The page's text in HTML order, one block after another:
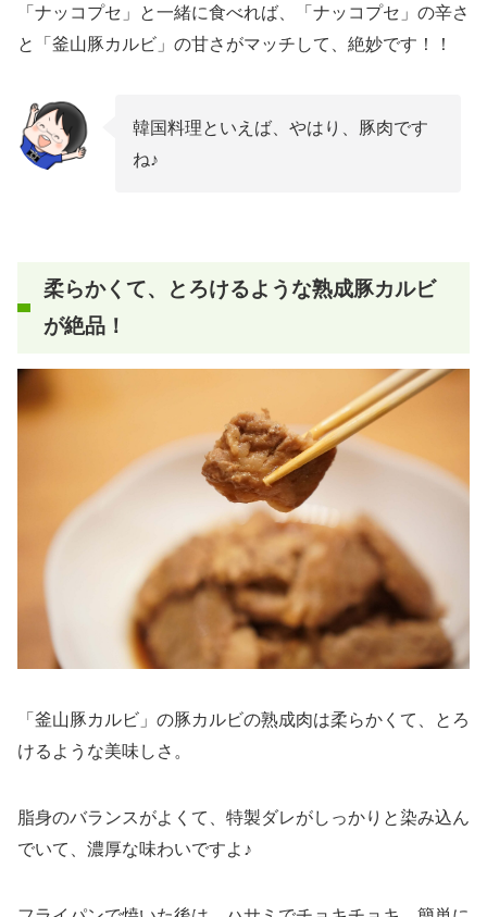
「ナッコプセ」と一緒に食べれば、「ナッコプセ」の辛さ
と「釜山豚カルビ」の甘さがマッチして、絶妙です！！
韓国料理といえば、やはり、豚肉です
ね♪
柔らかくて、とろけるような熟成豚カルビ
が絶品！
「釜山豚カルビ」の豚カルビの熟成肉は柔らかくて、とろ
けるような美味しさ。
脂身のバランスがよくて、特製ダレがしっかりと染み込ん
でいて、濃厚な味わいですよ♪